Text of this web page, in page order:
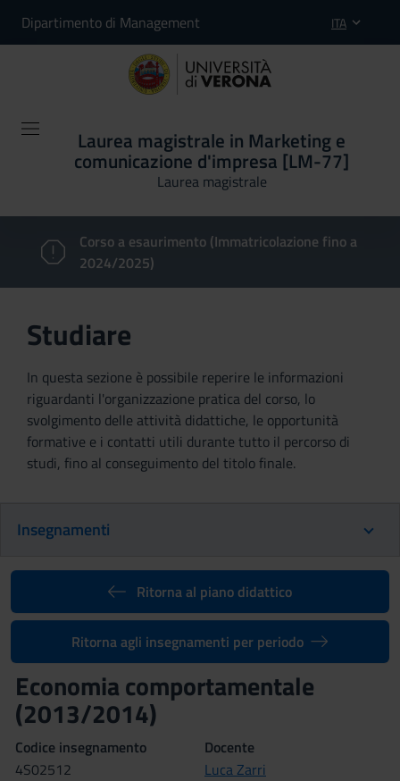
Dipartimento di Management ITA
Laurea magistrale in Marketing e
comunicazione d'impresa [LM-77]
Laurea magistrale
Corso a esaurimento (Immatricolazione fino a
2024/2025)
Studiare
In questa sezione è possibile reperire le informazioni
riguardanti l'organizzazione pratica del corso, lo
svolgimento delle attività didattiche, le opportunità
formative e i contatti utili durante tutto il percorso di
studi, fino al conseguimento del titolo finale.
Insegnamenti
Ritorna al piano didattico
Ritorna agli insegnamenti per periodo
Economia comportamentale
(2013/2014)
Codice insegnamento
4S02512
Docente
Luca Zarri